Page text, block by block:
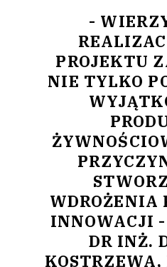
-
PROJEKTU
NIE TYLKO
WDROŻENIA
INNOWACJI
DR INŻ.